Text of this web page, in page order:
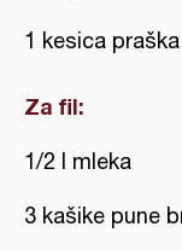
1 kesica
Za fil:
1/2 l mleka
3 kašike pune